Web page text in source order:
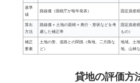
基準
値
路線価（国税庁が毎年発表） 固定資産
算出
方法
路線価 × 土地の面積 × 奥行・形状などを考
慮した補正率
固定資産
もの）
補正
要素
土地の形、道路との関係（角地、二方路な
ど）
地域、土
地、山林な
貸地の評価方